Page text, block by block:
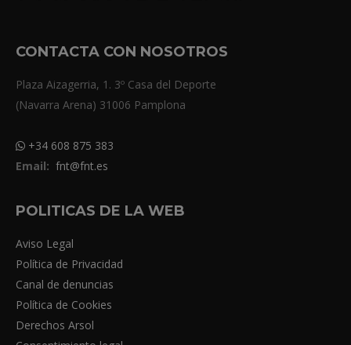
CONTACTA CON NOSOTROS
Plaza Aizagerria, 1. 3º Casa del Deporte
(Navarra Arena) 31006 Pamplona
+34 608 875 383
Email: fnt@fnt.es
POLITICAS DE LA WEB
Aviso Legal
Política de Privacidad
Canal de denuncias
Política de Cookies
Derechos Arsol